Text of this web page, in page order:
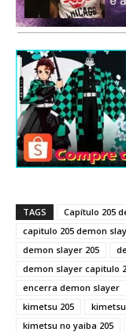
TAGS
Capítulo 205
capitulo 205 demon
demon slayer 205
demon slayer capitulo
encerra demon slayer
kimetsu 205
kimetsu no yaiba 205